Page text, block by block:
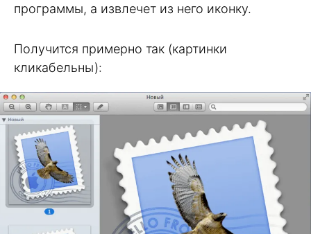
программы, а извлечет из него иконку.
Получится примерно так (картинки
кликабельны):